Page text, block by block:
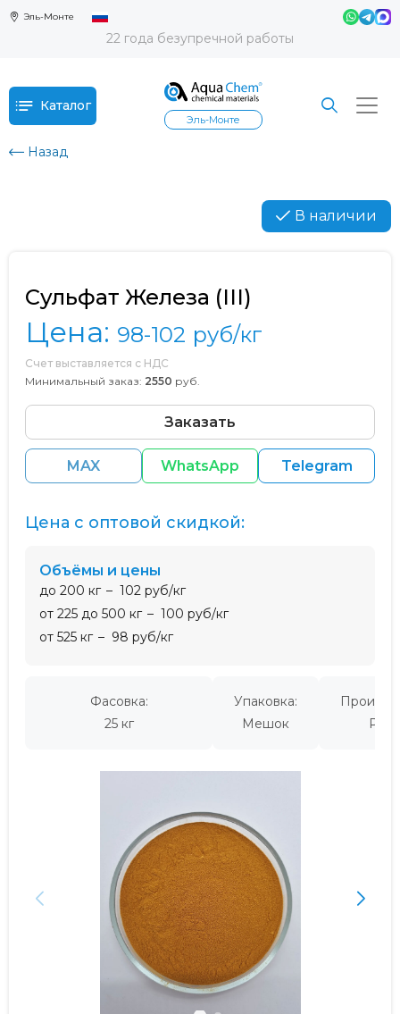
Эль-Монте
22 года безупречной работы
Каталог
Эль-Монте
Назад
В наличии
Сульфат Железа (III)
Цена: 98-102 руб/кг
Счет выставляется с НДС
Минимальный заказ: 2550 руб.
Заказать
MAX WhatsApp Telegram
Фасовка:
25 кг
Упаковка:
Мешок
Цена с оптовой скидкой:
Объёмы и цены
до 200 кг
102 руб/кг
от 225 до 500 кг
100 руб/кг
от 525 кг
98 руб/кг